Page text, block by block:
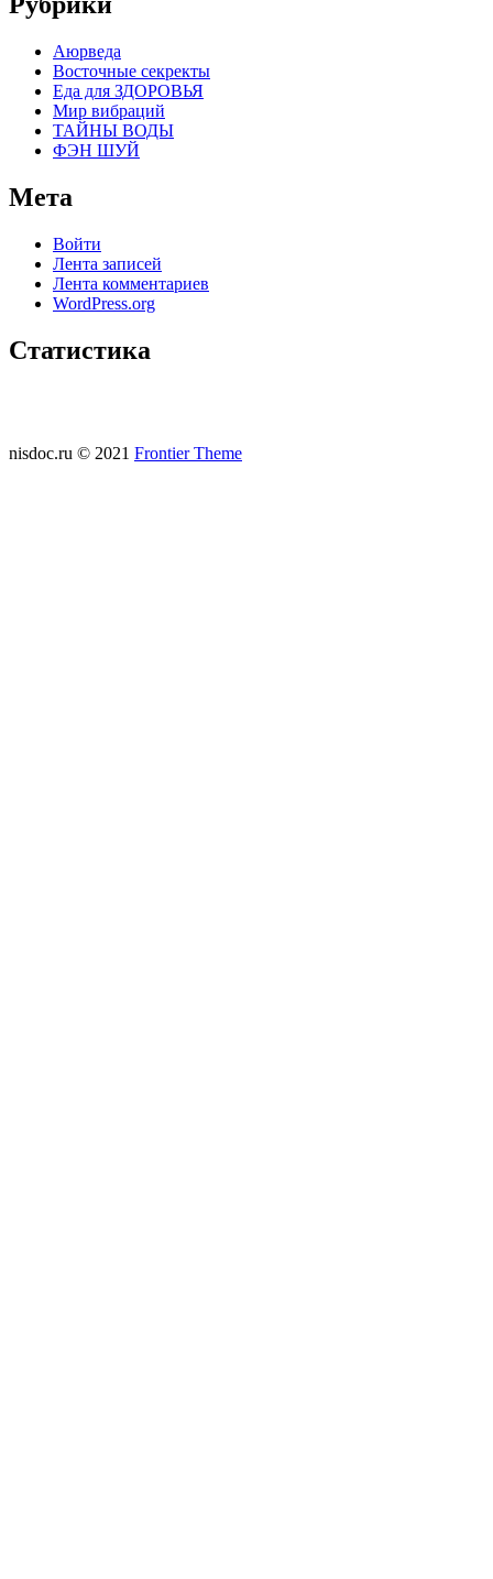
Аюрведа
Восточные секректы
Еда для ЗДОРОВЬЯ
Мир вибраций
ТАЙНЫ ВОДЫ
ФЭН ШУЙ
Мета
Войти
Лента записей
Лента комментариев
WordPress.org
Статистика
nisdoc.ru © 2021 Frontier Theme